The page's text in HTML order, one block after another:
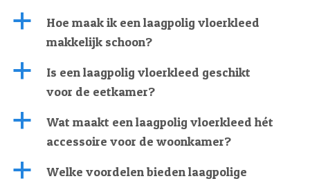
a
Hoe maak ik een laagpolig vloerkleed
makkelijk schoon?
a
Is een laagpolig vloerkleed geschikt
voor de eetkamer?
a
Wat maakt een laagpolig vloerkleed hét
accessoire voor de woonkamer?
a
Welke voordelen bieden laagpolige